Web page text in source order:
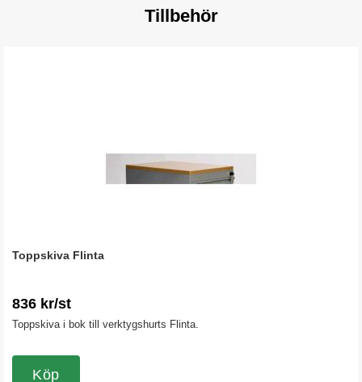
Tillbehör
Toppskiva Flinta
836 kr/st
Toppskiva i bok till verktygshurts Flinta.
Köp